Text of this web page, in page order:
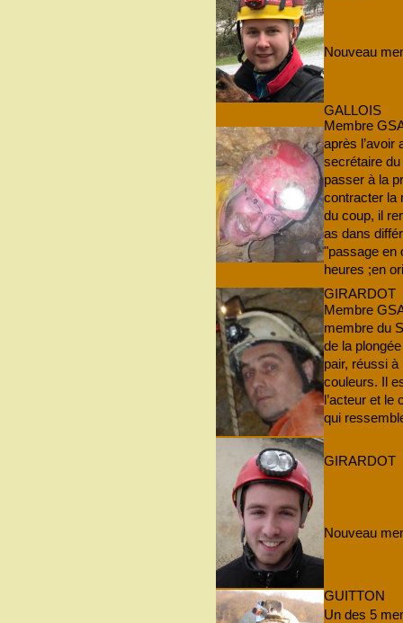
Nouveau
GALLOIS
Membre
après l’avoir
secrétaire
passer à la
contracter la
du coup, il
as dans
"passage en
heures ;en
GIRARDOT
Membre
membre du
de la
pair, réussi
couleurs. Il
l’acteur et
qui
GIRARDOT
Nouveau
GUITTON
Un des 5